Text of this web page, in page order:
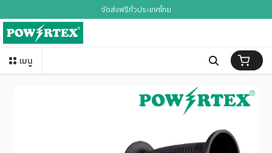
จัดส่งฟรีทั่วประเทศไทย
เมนู